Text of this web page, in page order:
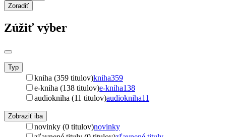
Zoradiť
Zúžiť výber
Typ
kniha (359 titulov)kniha359
e-kniha (138 titulov)e-kniha138
audiokniha (11 titulov)audiokniha11
Zobraziť iba
novinky (0 titulov)novinky